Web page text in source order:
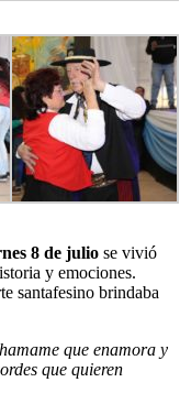
8 de julio se vivió
y emociones.
santafesino brindaba
que enamora y
que quieren